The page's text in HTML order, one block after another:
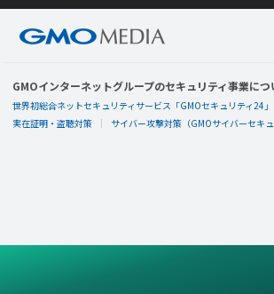
GMOインターネットグループのセキュリティ事業につ
世界初総合ネットセキュリティサービス「GMOセキュリティ24」
実在証明・盗聴対策
サイバー攻撃対策（GMOサイバーセキュ